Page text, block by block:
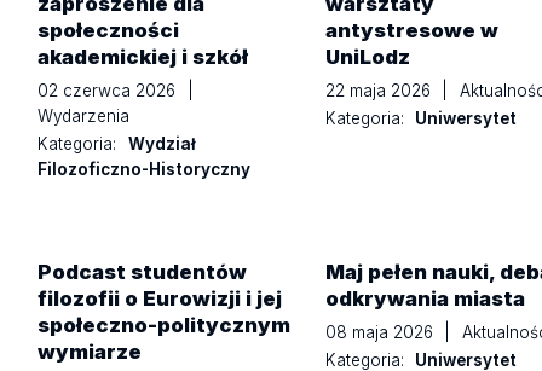
społeczności
akademickiej i szkół
02 czerwca 2026
Wydarzenia
Kategoria:
Wydział
Filozoficzno-Historyczny
antystresowe w
UniLodz
22 maja 2026
Kategoria:
Uniwersytet
Podcast studentów
filozofii o Eurowizji i jej
społeczno-politycznym
wymiarze
Maj pełen nauki,
odkrywania miasta
08 maja 2026
Kategoria:
Uniwersytet